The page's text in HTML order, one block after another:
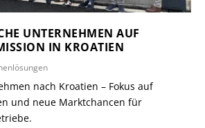
UNTERNEHMEN AUF
IN KROATIEN
nach Kroatien – Fokus auf
und neue Marktchancen für